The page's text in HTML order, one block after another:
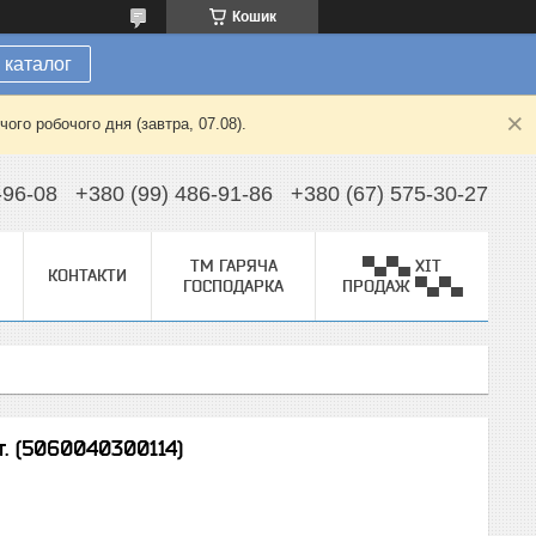
Кошик
робочого дня (завтра, 07.08).
08 +380 (99) 486-91-86 +380 (67) 575-30-27
КОНТАКТИ
ТМ ГАРЯЧА
ГОСПОДАРКА
▀▄▀▄ ХІТ
ПРОДАЖ ▀▄▀▄
(5060040300114)